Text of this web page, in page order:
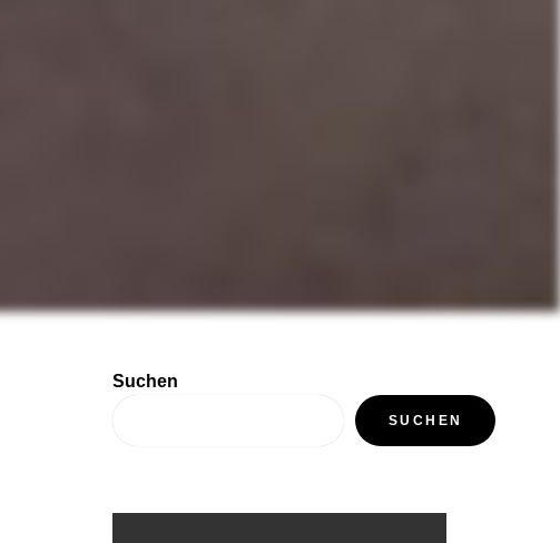
Suchen
SUCHEN